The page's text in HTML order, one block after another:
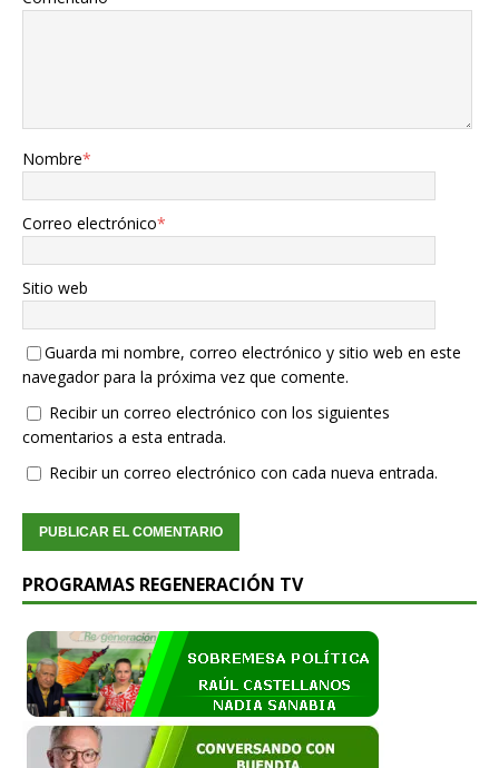
Nombre*
Correo electrónico*
Sitio web
Guarda mi nombre, correo electrónico y sitio web en este
navegador para la próxima vez que comente.
Recibir un correo electrónico con los siguientes
comentarios a esta entrada.
Recibir un correo electrónico con cada nueva entrada.
PROGRAMAS REGENERACIÓN TV